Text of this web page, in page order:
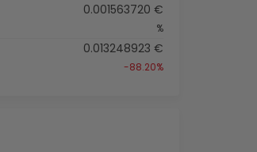
0.001563720 €
%
0.013248923 €
-88.20%